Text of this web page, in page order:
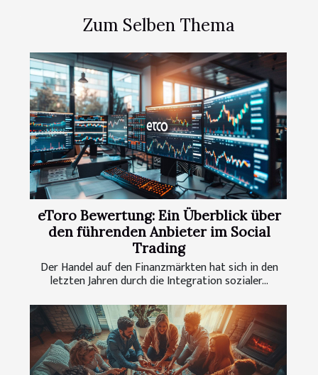
Zum Selben Thema
eToro Bewertung: Ein Überblick über
den führenden Anbieter im Social
Trading
Der Handel auf den Finanzmärkten hat sich in den
letzten Jahren durch die Integration sozialer...